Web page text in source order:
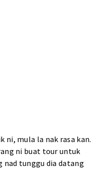
ni, mula la nak rasa kan.
ni buat tour untuk
nad tunggu dia datang